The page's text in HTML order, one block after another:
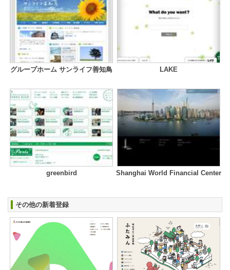
グループホーム サンライフ善知鳥 LAKE
greenbird Shanghai World Financial Center
その他の新着登録